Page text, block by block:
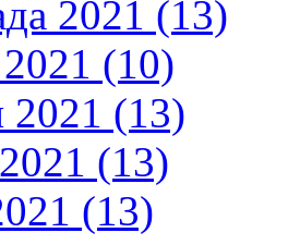
2021 (13)
(10)
2021 (13)
(13)
(13)